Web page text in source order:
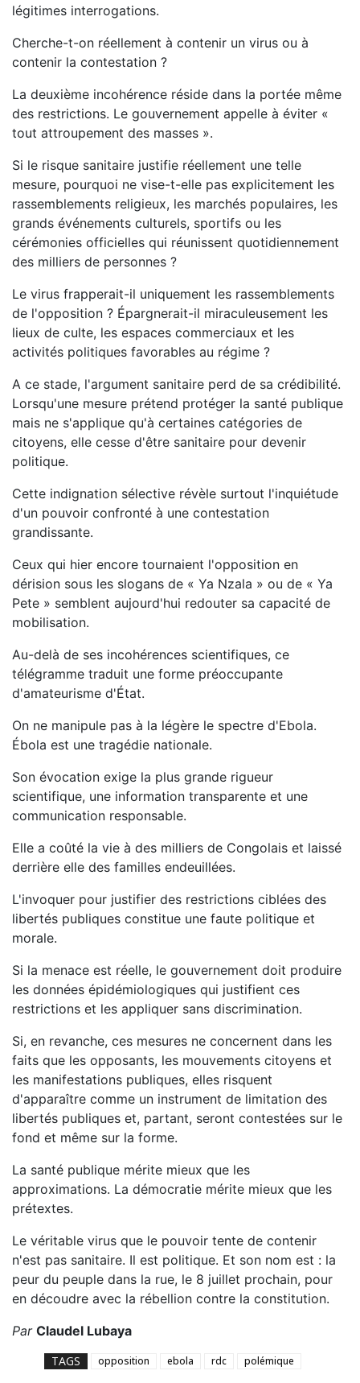
légitimes interrogations.
Cherche-t-on réellement à contenir un virus ou à
contenir la contestation ?
La deuxième incohérence réside dans la portée même
des restrictions. Le gouvernement appelle à éviter «
tout attroupement des masses ».
Si le risque sanitaire justifie réellement une telle
mesure, pourquoi ne vise-t-elle pas explicitement les
rassemblements religieux, les marchés populaires, les
grands événements culturels, sportifs ou les
cérémonies officielles qui réunissent quotidiennement
des milliers de personnes ?
Le virus frapperait-il uniquement les rassemblements
de l'opposition ? Épargnerait-il miraculeusement les
lieux de culte, les espaces commerciaux et les
activités politiques favorables au régime ?
A ce stade, l'argument sanitaire perd de sa crédibilité.
Lorsqu'une mesure prétend protéger la santé publique
mais ne s'applique qu'à certaines catégories de
citoyens, elle cesse d'être sanitaire pour devenir
politique.
Cette indignation sélective révèle surtout l'inquiétude
d'un pouvoir confronté à une contestation
grandissante.
Ceux qui hier encore tournaient l'opposition en
dérision sous les slogans de « Ya Nzala » ou de « Ya
Pete » semblent aujourd'hui redouter sa capacité de
mobilisation.
Au-delà de ses incohérences scientifiques, ce
télégramme traduit une forme préoccupante
d'amateurisme d'État.
On ne manipule pas à la légère le spectre d'Ebola.
Ébola est une tragédie nationale.
Son évocation exige la plus grande rigueur
scientifique, une information transparente et une
communication responsable.
Elle a coûté la vie à des milliers de Congolais et laissé
derrière elle des familles endeuillées.
L'invoquer pour justifier des restrictions ciblées des
libertés publiques constitue une faute politique et
morale.
Si la menace est réelle, le gouvernement doit produire
les données épidémiologiques qui justifient ces
restrictions et les appliquer sans discrimination.
Si, en revanche, ces mesures ne concernent dans les
faits que les opposants, les mouvements citoyens et
les manifestations publiques, elles risquent
d'apparaître comme un instrument de limitation des
libertés publiques et, partant, seront contestées sur le
fond et même sur la forme.
La santé publique mérite mieux que les
approximations. La démocratie mérite mieux que les
prétextes.
Le véritable virus que le pouvoir tente de contenir
n'est pas sanitaire. Il est politique. Et son nom est : la
peur du peuple dans la rue, le 8 juillet prochain, pour
en découdre avec la rébellion contre la constitution.
Par Claudel Lubaya
TAGS opposition ebola rdc polémique